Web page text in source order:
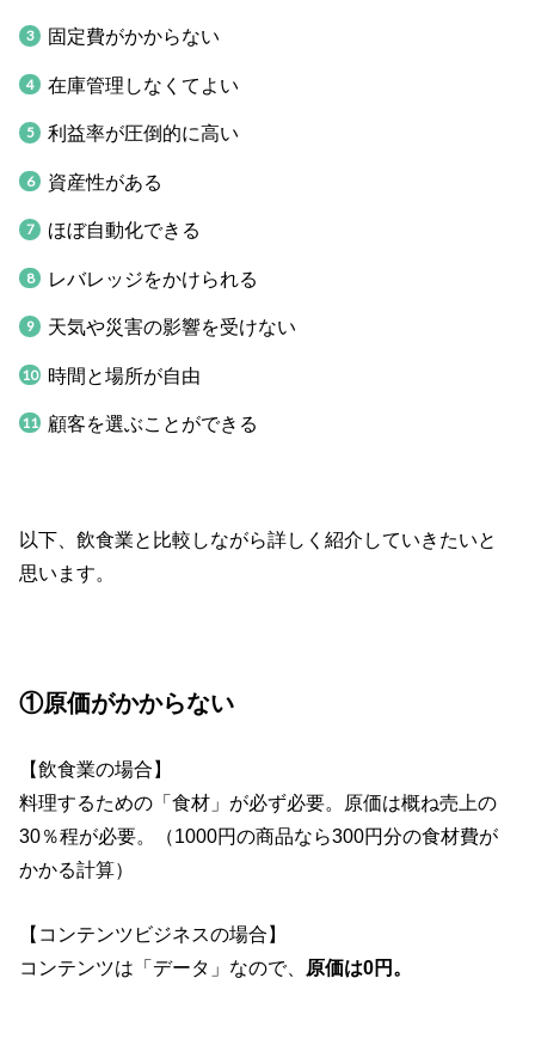
固定費がかからない
在庫管理しなくてよい
利益率が圧倒的に高い
資産性がある
ほぼ自動化できる
レバレッジをかけられる
天気や災害の影響を受けない
時間と場所が自由
顧客を選ぶことができる
以下、飲食業と比較しながら詳しく紹介していきたいと
思います。
①原価がかからない
【飲食業の場合】
料理するための「食材」が必ず必要。原価は概ね売上の
30％程が必要。（1000円の商品なら300円分の食材費が
かかる計算）
【コンテンツビジネスの場合】
コンテンツは「データ」なので、 原価は0円。